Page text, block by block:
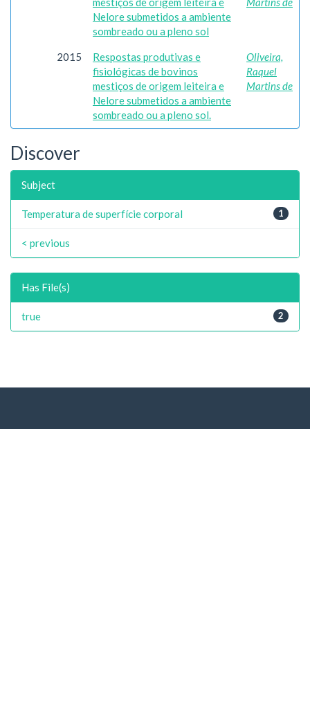
Nelore submetidos a ambiente
sombreado ou a pleno sol
2015
Respostas produtivas e
fisiológicas de bovinos
mestiços de origem leiteira e
Nelore submetidos a ambiente
sombreado ou a pleno sol.
Oliveira,
Raquel
Martins de
Discover
Subject
1
Temperatura de superfície corporal
< previous
Has File(s)
2
true